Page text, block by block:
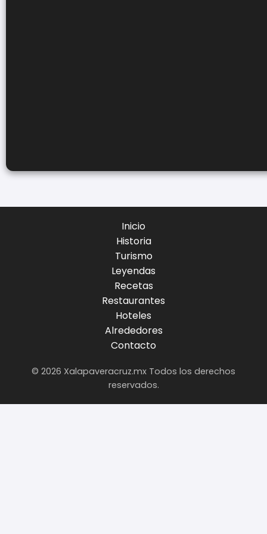
Inicio
Historia
Turismo
Leyendas
Recetas
Restaurantes
Hoteles
Alrededores
Contacto
© 2026 Xalapaveracruz.mx Todos los derechos
reservados.